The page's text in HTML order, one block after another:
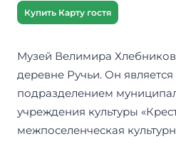
Купить Карту гостя
Музей Велимира
деревне Ручьи. Он
подразделением
учреждения культуры
межпоселенческая